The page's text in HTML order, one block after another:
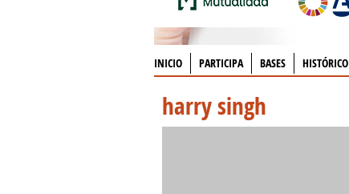
INICIO PARTICIPA BASES HISTÓRICO
harry singh